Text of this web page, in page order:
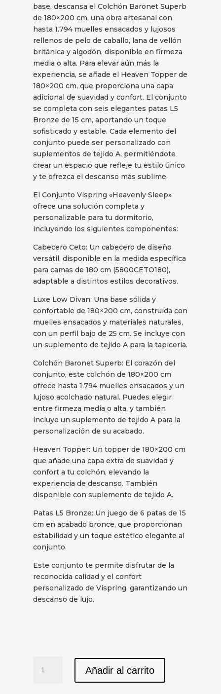
base, descansa el Colchón Baronet Superb
de 180×200 cm, una obra artesanal con
hasta 1.794 muelles ensacados y lujosos
rellenos de pelo de caballo, lana de vellón
británica y algodón, disponible en firmeza
media o alta. Para elevar aún más la
experiencia, se añade el Heaven Topper de
180×200 cm, que proporciona una capa
adicional de suavidad y confort. El conjunto
se completa con seis elegantes patas L5
Bronze de 15 cm, aportando un toque
sofisticado y estable. Cada elemento del
conjunto puede ser personalizado con
suplementos de tejido A, permitiéndote
crear un espacio que refleje tu estilo único
y te ofrezca el descanso más sublime.
El Conjunto Vispring «Heavenly Sleep»
ofrece una solución completa y
personalizable para tu dormitorio,
incluyendo los siguientes componentes:
Cabecero Ceto: Un cabecero de diseño
versátil, disponible en la medida específica
para camas de 180 cm (5800CETO180),
adaptable a distintos estilos decorativos.
Luxe Low Divan: Una base sólida y
confortable de 180×200 cm, construida con
muelles ensacados y materiales naturales,
con un perfil bajo de 25 cm. Se incluye con
un suplemento de tejido A para la tapicería.
Colchón Baronet Superb: El corazón del
conjunto, este colchón de 180×200 cm
ofrece hasta 1.794 muelles ensacados y un
lujoso acolchado natural. Puedes elegir
entre firmeza media o alta, y también
incluye un suplemento de tejido A para la
personalización de su acabado.
Heaven Topper: Un topper de 180×200 cm
que añade una capa extra de suavidad y
confort a tu colchón, elevando la
experiencia de descanso. También
disponible con suplemento de tejido A.
Patas L5 Bronze: Un juego de 6 patas de 15
cm en acabado bronce, que proporcionan
estabilidad y un toque estético elegante al
conjunto.
Este conjunto te permite disfrutar de la
reconocida calidad y el confort
personalizado de Vispring, garantizando un
descanso de lujo.
Cabecero
Añadir al carrito